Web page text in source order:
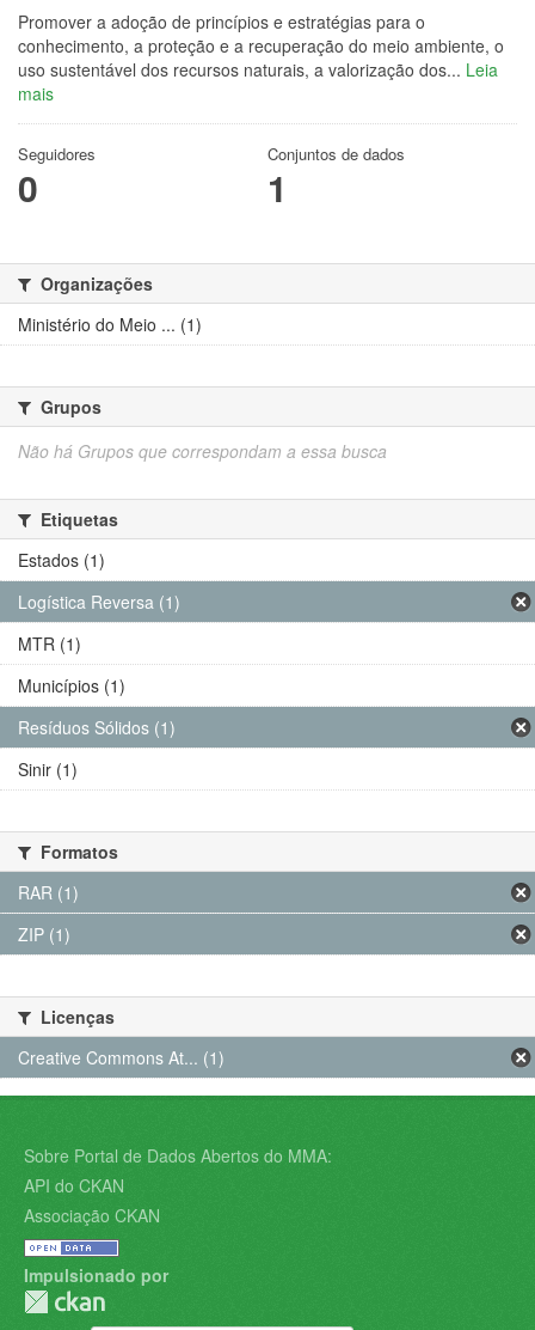
Promover a adoção de princípios e estratégias para o
conhecimento, a proteção e a recuperação do meio ambiente, o
uso sustentável dos recursos naturais, a valorização dos... Leia
mais
Seguidores
0
Conjuntos de dados
1
Organizações
Ministério do Meio ... (1)
Grupos
Não há Grupos que correspondam a essa busca
Etiquetas
Estados (1)
Logística Reversa (1)
MTR (1)
Municípios (1)
Resíduos Sólidos (1)
Sinir (1)
Formatos
RAR (1)
ZIP (1)
Licenças
Creative Commons At... (1)
Sobre Portal de Dados Abertos do MMA:
API do CKAN
Associação CKAN
Impulsionado por